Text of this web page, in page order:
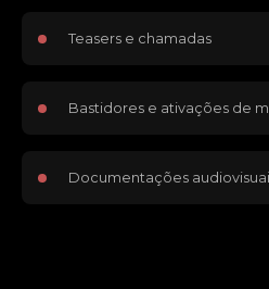
Teasers e chamadas
Bastidores e ativações de
Documentações